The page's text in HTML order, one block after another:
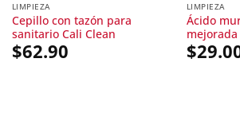
LIMPIEZA
Cepillo con tazón para
sanitario Cali Clean
$62.90
LIMPIEZA
Ácido
$